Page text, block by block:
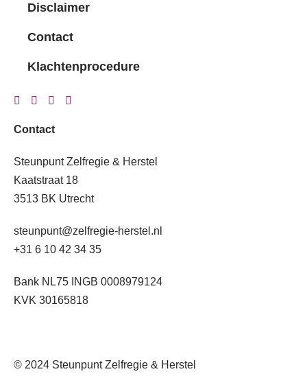
Disclaimer
Contact
Klachtenprocedure
Contact
Steunpunt Zelfregie & Herstel
Kaatstraat 18
3513 BK Utrecht
steunpunt@zelfregie-herstel.nl
+31 6 10 42 34 35
Bank NL75 INGB 0008979124
KVK 30165818
© 2024 Steunpunt Zelfregie & Herstel